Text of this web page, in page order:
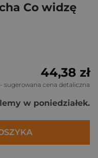
Co widzę
44,38 zł
- sugerowana cena detaliczna
w poniedziałek.